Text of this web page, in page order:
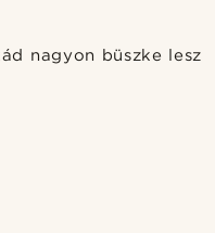
nagyon büszke lesz